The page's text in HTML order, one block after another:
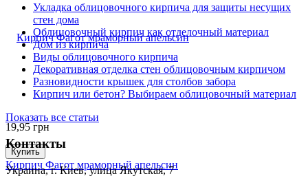
19,95 грн
Купить
Кирпич Фагот мраморный апельсин
Укладка облицовочного кирпича для защиты несущих
стен дома
Облицовочный кирпич как отделочный материал
Дом из кирпича
Виды облицовочного кирпича
Декоративная отделка стен облицовочным кирпичом
Разновидности крышек для столбов забора
Кирпич или бетон? Выбираем облицовочный материал
Показать все статьи
Контакты
Украина, г. Киев, улица Якутская, 7